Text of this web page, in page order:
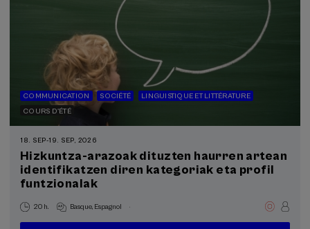
COMMUNICATION SOCIÉTÉ
LINGUISTIQUE ET LITTÉRATURE
COURS D'ÉTÉ
18. SEP-19. SEP, 2026
Hizkuntza-arazoak dituzten haurren artean
identifikatzen diren kategoriak eta profil
funtzionalak
20 h. Basque Espagnol .